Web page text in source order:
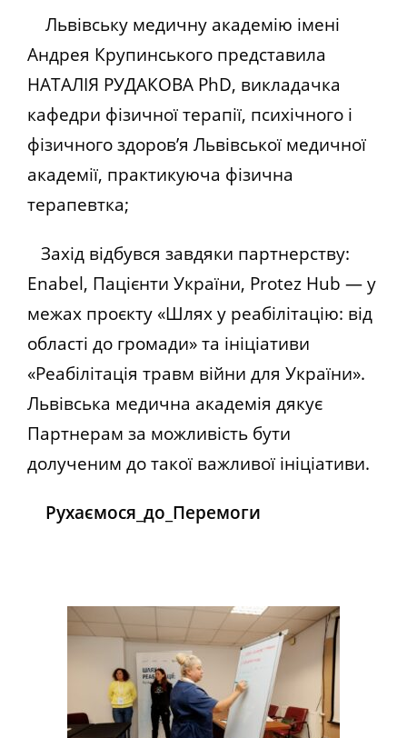
Львівську медичну академію імені
Андрея Крупинського представила
НАТАЛІЯ РУДАКОВА PhD, викладачка
кафедри фізичної терапії, психічного і
фізичного здоров’я Львівської медичної
академії, практикуюча фізична
терапевтка;
Захід відбувся завдяки партнерству:
Enabel, Пацієнти України, Protez Hub — у
межах проєкту «Шлях у реабілітацію: від
області до громади» та ініціативи
«Реабілітація травм війни для України».
Львівська медична академія дякує
Партнерам за можливість бути
долученим до такої важливої ініціативи.
Рухаємося_до_Перемоги